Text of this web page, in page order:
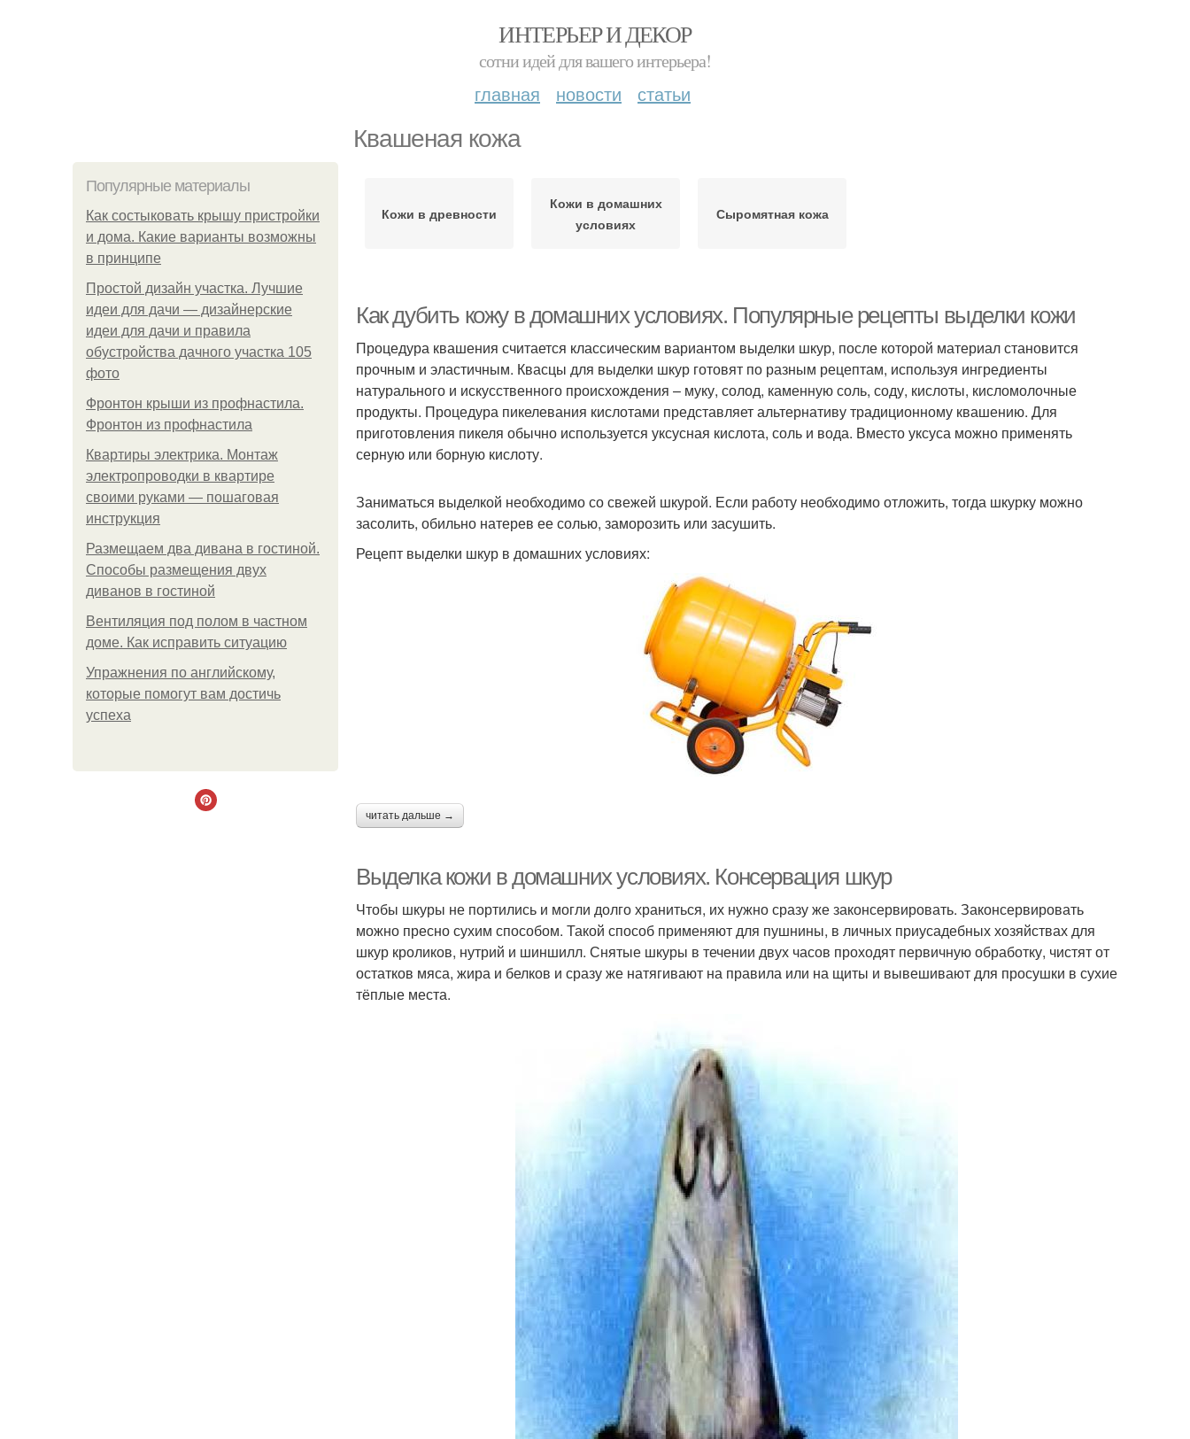
ИНТЕРЬЕР И ДЕКОР
сотни идей для вашего интерьера!
главная новости статьи
Квашеная кожа
Популярные материалы
Как состыковать крышу пристройки
и дома. Какие варианты возможны
в принципе
Простой дизайн участка. Лучшие
идеи для дачи — дизайнерские
идеи для дачи и правила
обустройства дачного участка 105
фото
Фронтон крыши из профнастила.
Фронтон из профнастила
Квартиры электрика. Монтаж
электропроводки в квартире
своими руками — пошаговая
инструкция
Размещаем два дивана в гостиной.
Способы размещения двух
диванов в гостиной
Вентиляция под полом в частном
доме. Как исправить ситуацию
Упражнения по английскому,
которые помогут вам достичь
успеха
Кожи в древности
Кожи в домашних
условиях
Сыромятная кожа
Как дубить кожу в домашних условиях. Популярные рецепты выделки кожи
Процедура квашения считается классическим вариантом выделки шкур, после которой материал становится
прочным и эластичным. Квасцы для выделки шкур готовят по разным рецептам, используя ингредиенты
натурального и искусственного происхождения – муку, солод, каменную соль, соду, кислоты, кисломолочные
продукты. Процедура пикелевания кислотами представляет альтернативу традиционному квашению. Для
приготовления пикеля обычно используется уксусная кислота, соль и вода. Вместо уксуса можно применять
серную или борную кислоту.
Заниматься выделкой необходимо со свежей шкурой. Если работу необходимо отложить, тогда шкурку можно
засолить, обильно натерев ее солью, заморозить или засушить.
Рецепт выделки шкур в домашних условиях:
читать дальше →
Выделка кожи в домашних условиях. Консервация шкур
Чтобы шкуры не портились и могли долго храниться, их нужно сразу же законсервировать. Законсервировать
можно пресно сухим способом. Такой способ применяют для пушнины, в личных приусадебных хозяйствах для
шкур кроликов, нутрий и шиншилл. Снятые шкуры в течении двух часов проходят первичную обработку, чистят от
остатков мяса, жира и белков и сразу же натягивают на правила или на щиты и вывешивают для просушки в сухие
тёплые места.